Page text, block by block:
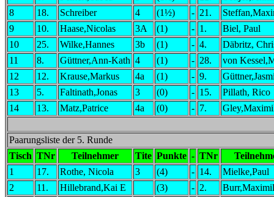
8
18. Schreiber 4 (1½) - 21.
9
10. Haase,Nicolas 3A (1) - 1.
Biel, Paul
10
25. Wilke,Hannes 3b (1) - 4.
Däbritz,
11
8. Güttner,Ann-Kath 4 (1) - 28.
von
12
12. Krause,Markus 4a (1) - 9.
13
5. Faltinath,Jonas 3 (0) - 15.
Pillath, Rico
14
13. Matz,Patrice 4a (0) - 7.
Paarungsliste der 5. Runde
Tisch TNr Teilnehmer Tite Punkte - TNr
1
17. Rothe, Nicola 3 (4) - 14.
Mielke,Paul
2
11. Hillebrand,Kai E (3) - 2.